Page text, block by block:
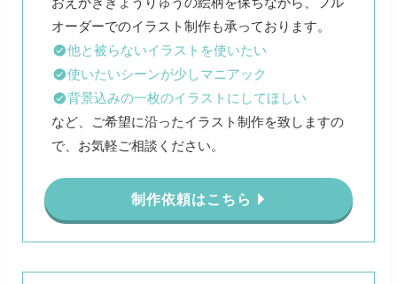
他と被らないイラストを使いたい
使いたいシーンが少しマニアック
背景込みの一枚のイラストにしてほしい
など、ご希望に沿ったイラスト制作を致しますの
で、お気軽ご相談ください。
制作依頼はこちら